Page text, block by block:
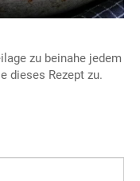
zu beinahe jedem
dieses Rezept zu.